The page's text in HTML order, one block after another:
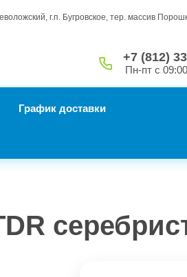
г.п. Бугровское, тер. массив
+7 (812)
Пн-пт с
График доставки